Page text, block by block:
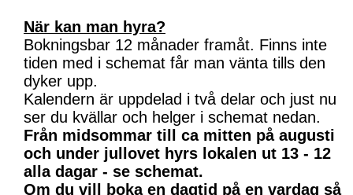
När kan man hyra?
Bokningsbar 12 månader framåt. Finns inte
tiden med i schemat får man vänta tills den
dyker upp.
Kalendern är uppdelad i två delar och just nu
ser du kvällar och helger i schemat nedan.
Från midsommar till ca mitten på augusti
och under jullovet hyrs lokalen ut 13 - 12
alla dagar - se schemat.
Om du vill boka en dagtid på en vardag så